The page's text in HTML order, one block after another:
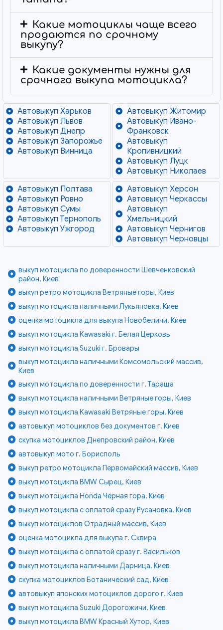
Какие мотоциклы чаще всего
продаются по срочному
выкупу?
Какие документы нужны для
срочного выкупа мотоцикла?
Автовыкуп Харьков
Автовыкуп Львов
Автовыкуп Днепр
Автовыкуп Запорожье
Автовыкуп Винница
Автовыкуп Житомир
Автовыкуп Ивано-
Франковск
Автовыкуп
Кропивницкий
Автовыкуп Луцк
Автовыкуп Николаев
Автовыкуп Полтава
Автовыкуп Ровно
Автовыкуп Сумы
Автовыкуп Тернополь
Автовыкуп Ужгород
Автовыкуп Херсон
Автовыкуп Черкассы
Автовыкуп
Хмельницкий
Автовыкуп Чернигов
Автовыкуп Черновцы
выкуп мотоцикла по доверенности Шевченковский
район, Киев
выкуп ретро мотоцикла Ветряные горы, Киев
выкуп мотоцикла наличными Лукьяновка, Киев
оценка мотоцикла для выкупа Новобеличи, Киев
выкуп мотоцикла Kawasaki г. Белая Церковь
выкуп мотоцикла Suzuki г. Бровары
выкуп мотоцикла наличными Комсомольский массив,
Киев
выкуп мотоцикла по доверенности г. Тараща
выкуп мотоцикла наличными Ветряные горы, Киев
выкуп мотоцикла Kawasaki Ветряные горы, Киев
автовыкуп мотоциклов без документов г. Киев
скупка мотоциклов Днепровский район, Киев
автовыкуп мото г. Борисполь
выкуп ретро мотоцикла Первомайский массив, Киев
выкуп мотоцикла BMW Сырец, Киев
выкуп мотоцикла Honda Чёрная гора, Киев
выкуп мотоцикла с оплатой сразу Русановка, Киев
выкуп мотоциклов Отрадный массив, Киев
оценка мотоцикла для выкупа г. Сквира
выкуп мотоцикла с оплатой сразу г. Васильков
выкуп мотоцикла наличными Дарница, Киев
скупка мотоциклов Ботанический сад, Киев
автовыкуп японских мотоциклов дорого г. Киев
выкуп мотоцикла Suzuki Дорогожичи, Киев
выкуп мотоцикла BMW Красный Хутор, Киев